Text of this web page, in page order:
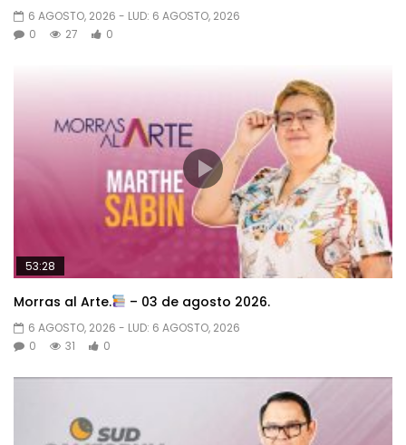
6 AGOSTO, 2026 - LUD: 6 AGOSTO, 2026
0
27 0
53:28
Morras al Arte. – 03 de agosto 2026.
6 AGOSTO, 2026 - LUD: 6 AGOSTO, 2026
0
31 0